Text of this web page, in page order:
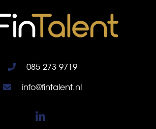
085 273 9719
info@fintalent.nl